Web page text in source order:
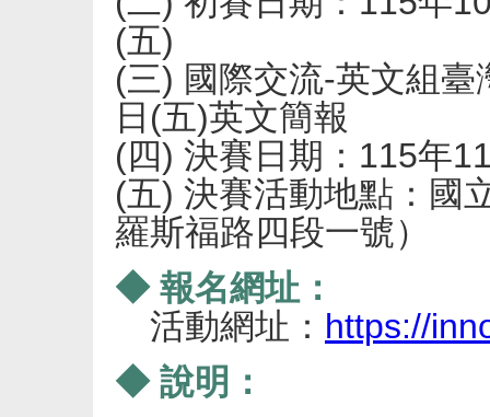
(五)
(三) 國際交流-英文組
日(五)英文簡報
(四) 決賽日期：115年
(五) 決賽活動地點：國
羅斯福路四段一號）
◆ 報名網址：
活動網址： https://
◆ 說明：